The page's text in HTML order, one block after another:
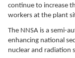
continue to increase
workers at the plant
The NNSA is a semi-
enhancing national
nuclear and radiation